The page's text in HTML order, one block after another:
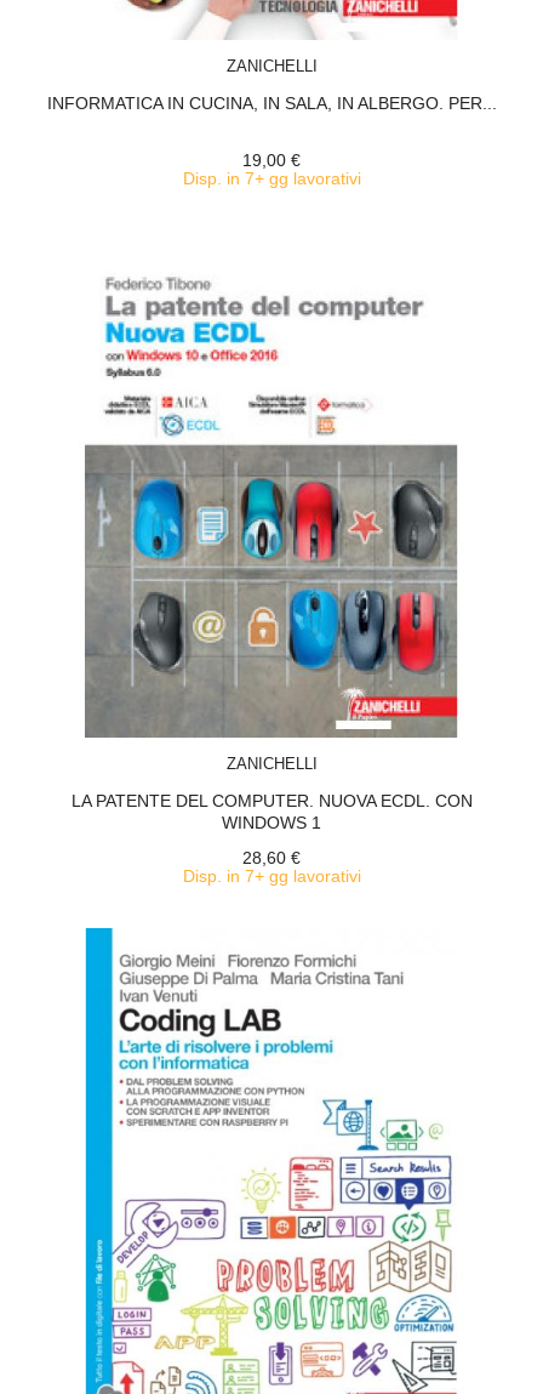
ZANICHELLI
INFORMATICA IN CUCINA, IN SALA, IN ALBERGO. PER...
19,00 €
Disp. in 7+ gg lavorativi
ZANICHELLI
LA PATENTE DEL COMPUTER. NUOVA ECDL. CON
WINDOWS 1
28,60 €
Disp. in 7+ gg lavorativi